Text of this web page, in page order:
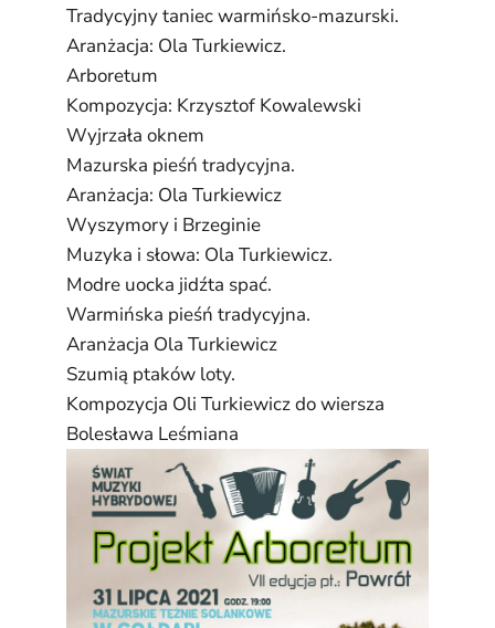
Tradycyjny taniec warmińsko-mazurski.
Aranżacja: Ola Turkiewicz.
Arboretum
Kompozycja: Krzysztof Kowalewski
Wyjrzała oknem
Mazurska pieśń tradycyjna.
Aranżacja: Ola Turkiewicz
Wyszymory i Brzeginie
Muzyka i słowa: Ola Turkiewicz.
Modre uocka jidźta spać.
Warmińska pieśń tradycyjna.
Aranżacja Ola Turkiewicz
Szumią ptaków loty.
Kompozycja Oli Turkiewicz do wiersza
Bolesława Leśmiana